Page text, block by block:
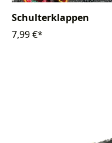
Schulterklappen
7,99 €*